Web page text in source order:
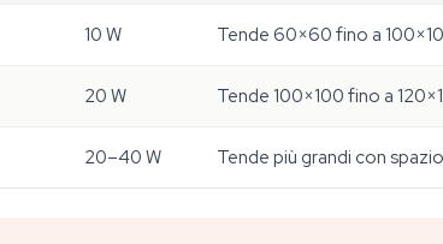
10 W Tende 60×60 fino a
20 W Tende 100×100 fino a
20–40 W Tende più grandi con